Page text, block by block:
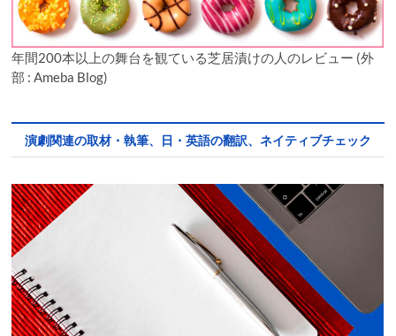
年間200本以上の舞台を観ている芝居漬けの人のレビュー (外
部 : Ameba Blog)
演劇関連の取材・執筆、日・英語の翻訳、ネイティブチェック